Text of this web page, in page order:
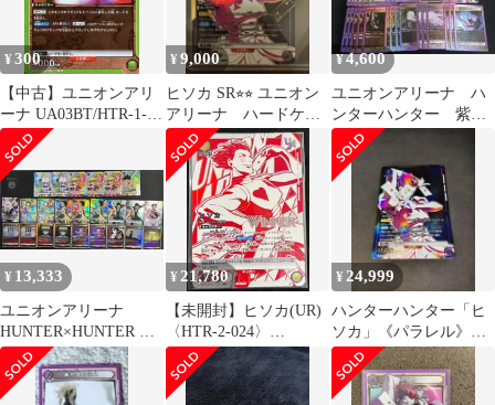
¥300
【中古】ユニオンアリ
ーナ UA03BT/HTR-1-
093[R]：(キラ)ヒソカ
¥9,000
ヒソカ SR⭐︎⭐︎ ユニオン
アリーナ ハードケー
ス付き
¥4,600
ユニオンアリーナ ハ
ンターハンター 紫
SR R イルミ クロ
ロ シルバ ヒソカ
¥ 13,333
ユニオンアリーナ
HUNTER×HUNTER パ
ラレル まとめ
¥21,780
【未開封】ヒソカ(UR)
〈HTR-2-024〉
[UAPR]WINNER版 ユ
ニアリ ユニオンレア プ
ロモ
¥24,999
ハンターハンター「ヒ
ソカ」《パラレル》
SR★★（スーパーレア
★★） 紫